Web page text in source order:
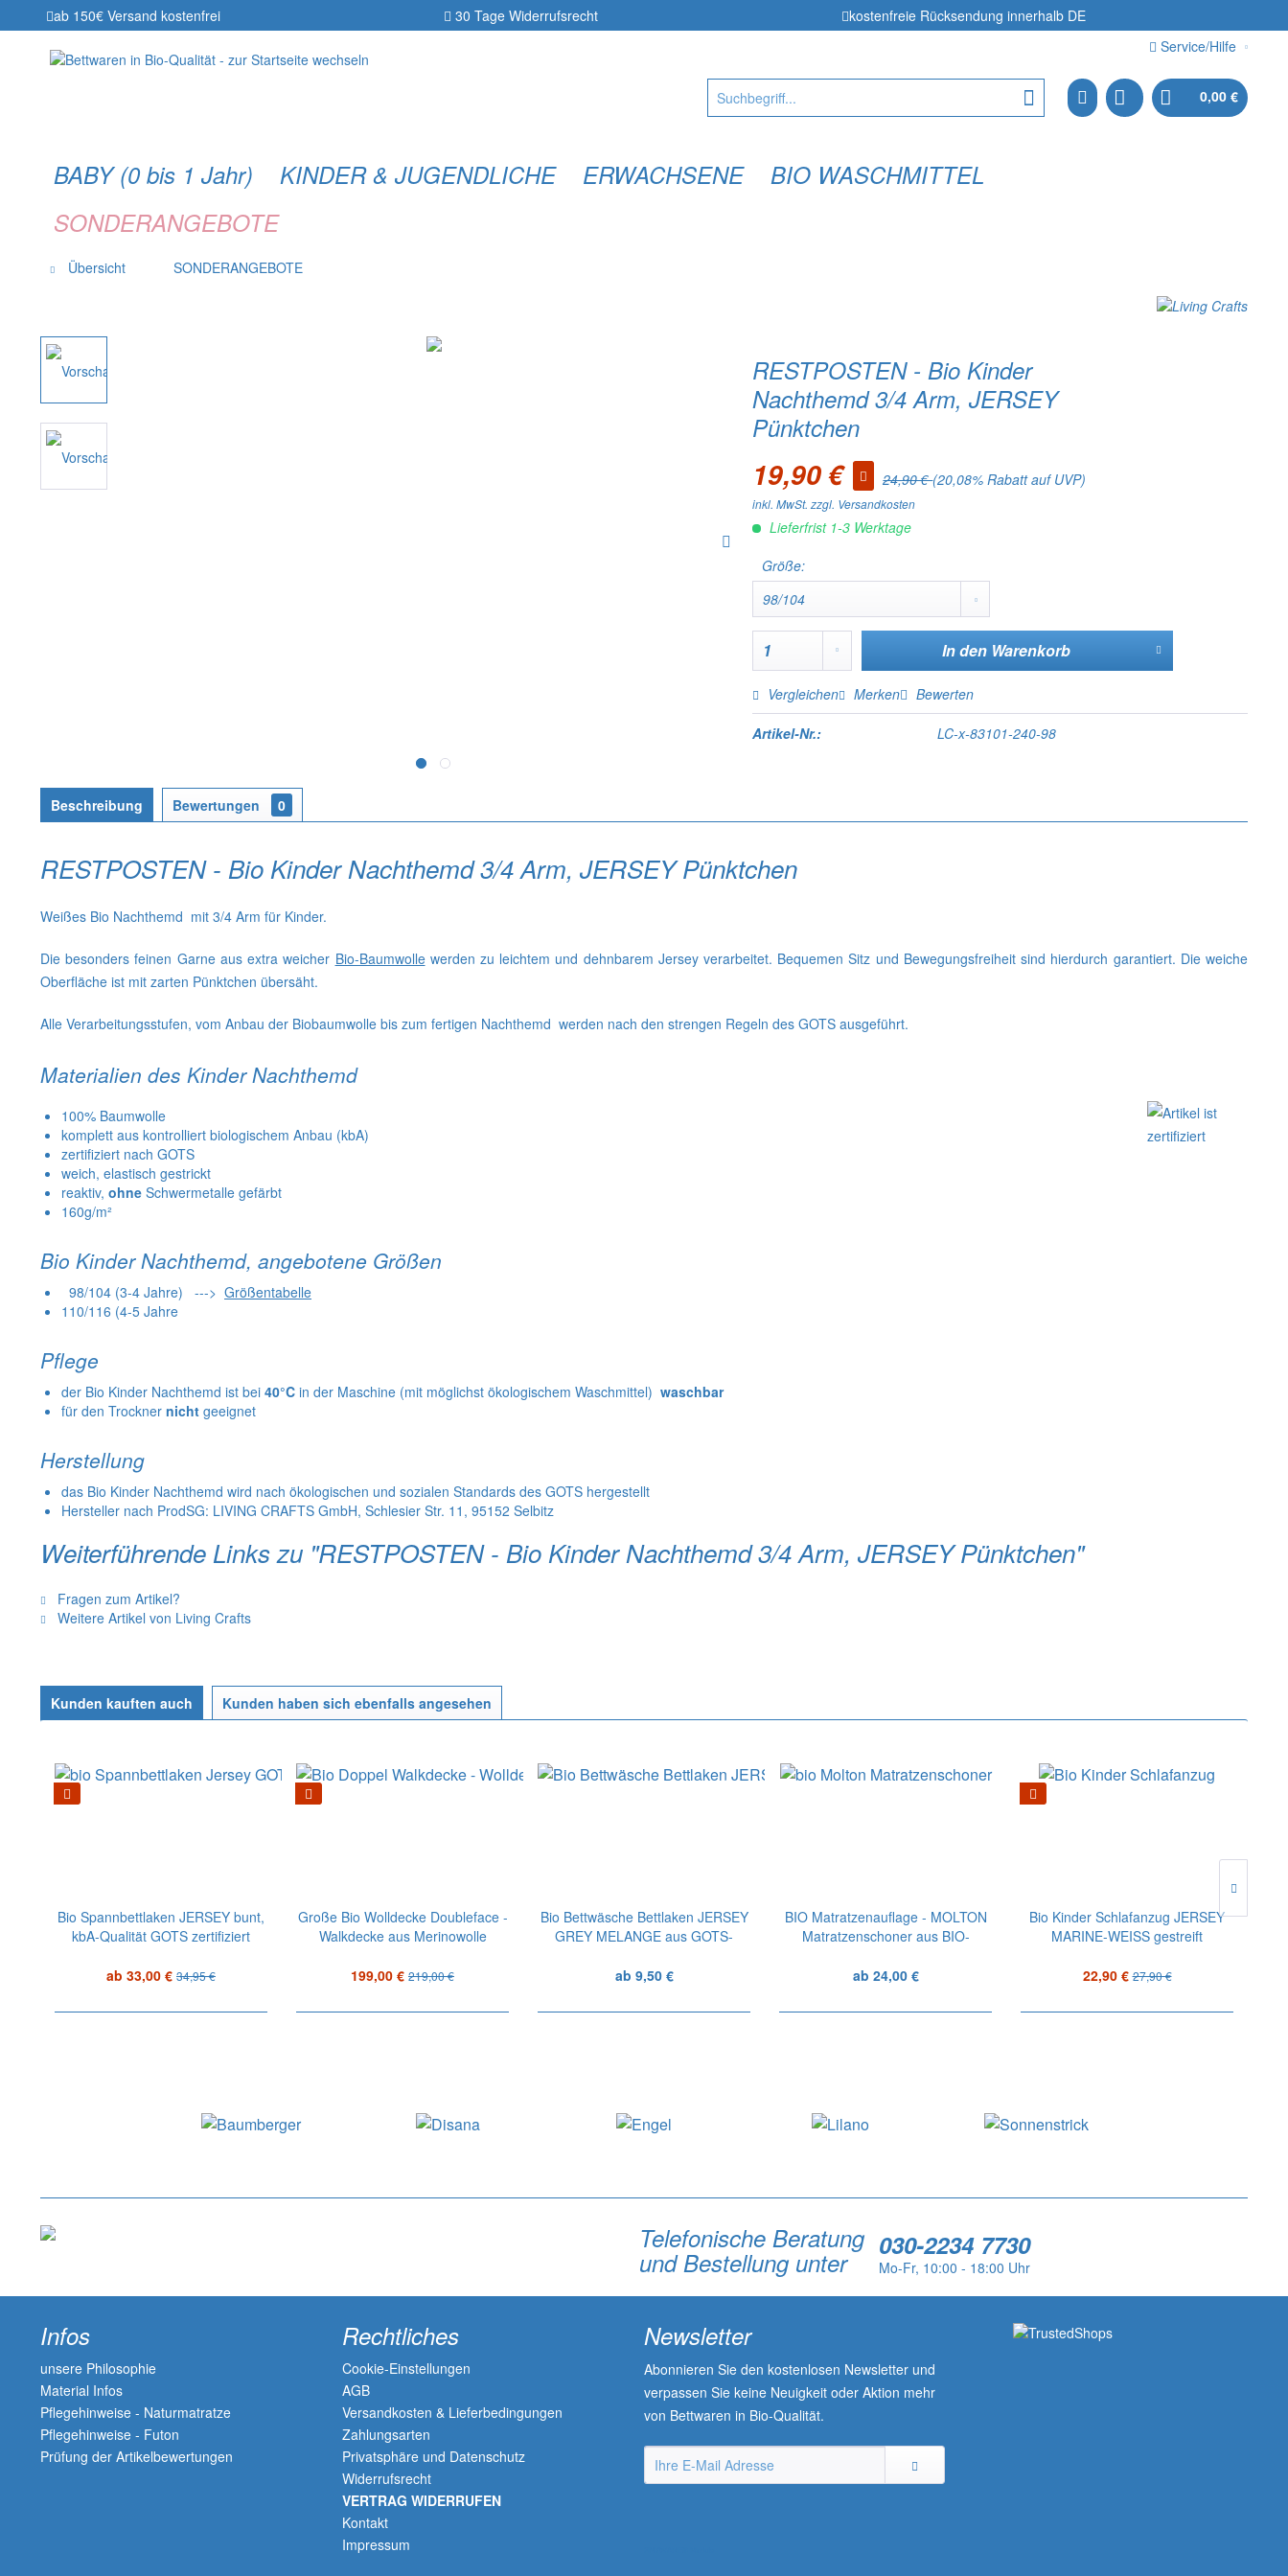
ab 150€ Versand kostenfrei 30 Tage Widerrufsrecht kostenfreie Rücksendung innerhalb DE
Service/Hilfe
0,00 €
BABY (0 bis 1 Jahr) KINDER & JUGENDLICHE ERWACHSENE
BIO WASCHMITTEL
SONDERANGEBOTE
Übersicht SONDERANGEBOTE
RESTPOSTEN - Bio Kinder
Nachthemd 3/4 Arm, JERSEY
Pünktchen
19,90 € 24,90 €(20,08% Rabatt auf UVP)
inkl. MwSt.zzgl. Versandkosten
Lieferfrist 1-3 Werktage
Größe:
In den Warenkorb
Vergleichen Merken Bewerten
Artikel-Nr.: LC-x-83101-240-98
Beschreibung Bewertungen 0
RESTPOSTEN - Bio Kinder Nachthemd 3/4 Arm, JERSEY Pünktchen
Weißes Bio Nachthemd mit 3/4 Arm für Kinder.
Die besonders feinen Garne aus extra weicher Bio-Baumwollewerden zu leichtem und dehnbarem Jersey verarbeitet. Bequemen Sitz und Bewegungsfreiheit sind hierdurch garantiert. Die weiche
Oberfläche ist mit zarten Pünktchen übersäht.
Alle Verarbeitungsstufen, vom Anbau der Biobaumwolle bis zum fertigen Nachthemd werden nach den strengen Regeln des GOTS ausgeführt.
Materialien des Kinder Nachthemd
100% Baumwolle
komplett aus kontrolliert biologischem Anbau (kbA)
zertifiziert nach GOTS
weich, elastisch gestrickt
reaktiv, ohne Schwermetalle gefärbt
160g/m²
Bio Kinder Nachthemd, angebotene Größen
98/104 (3-4 Jahre) ---> Größentabelle
110/116 (4-5 Jahre
Pflege
der Bio Kinder Nachthemd ist bei 40°C in der Maschine (mit möglichst ökologischem Waschmittel) waschbar
für den Trockner nicht geeignet
Herstellung
das Bio Kinder Nachthemd wird nach ökologischen und sozialen Standards des GOTS hergestellt
Hersteller nach ProdSG: LIVING CRAFTS GmbH, Schlesier Str. 11, 95152 Selbitz
Weiterführende Links zu "RESTPOSTEN - Bio Kinder Nachthemd 3/4 Arm, JERSEY Pünktchen"
Fragen zum Artikel?
Weitere Artikel von Living Crafts
Kunden kauften auch Kunden haben sich ebenfalls angesehen
Bio Spannbettlaken JERSEY bunt,
kbA-Qualität GOTS zertifiziert
ab 33,00 € 34,95 €
Große Bio Wolldecke Doubleface -
Walkdecke aus Merinowolle
199,00 € 219,00 €
Bio Bettwäsche Bettlaken JERSEY
GREY MELANGE aus GOTS-
ab 9,50 €
BIO Matratzenauflage - MOLTON
Matratzenschoner aus BIO-
ab 24,00 €
Bio Kinder Schlafanzug JERSEY
MARINE-WEISS gestreift
22,90 € 27,90 €
Telefonische Beratung
und Bestellung unter
030-2234 7730
Mo-Fr, 10:00 - 18:00 Uhr
Infos
unsere Philosophie
Material Infos
Pflegehinweise - Naturmatratze
Pflegehinweise - Futon
Prüfung der Artikelbewertungen
Rechtliches
Cookie-Einstellungen
AGB
Versandkosten & Lieferbedingungen
Zahlungsarten
Privatsphäre und Datenschutz
Widerrufsrecht
VERTRAG WIDERRUFEN
Kontakt
Impressum
Newsletter
Abonnieren Sie den kostenlosen Newsletter und
verpassen Sie keine Neuigkeit oder Aktion mehr
von Bettwaren in Bio-Qualität.